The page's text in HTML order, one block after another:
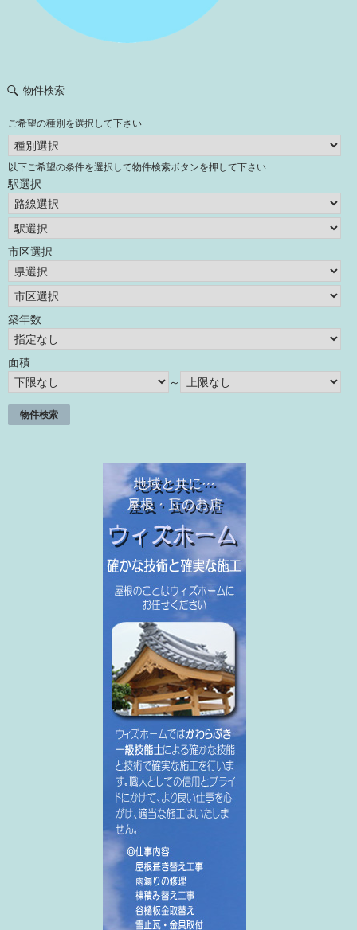
物件検索
ご希望の種別を選択して下さい
以下ご希望の条件を選択して物件検索ボタンを押して下さい
駅選択
市区選択
築年数
面積
～